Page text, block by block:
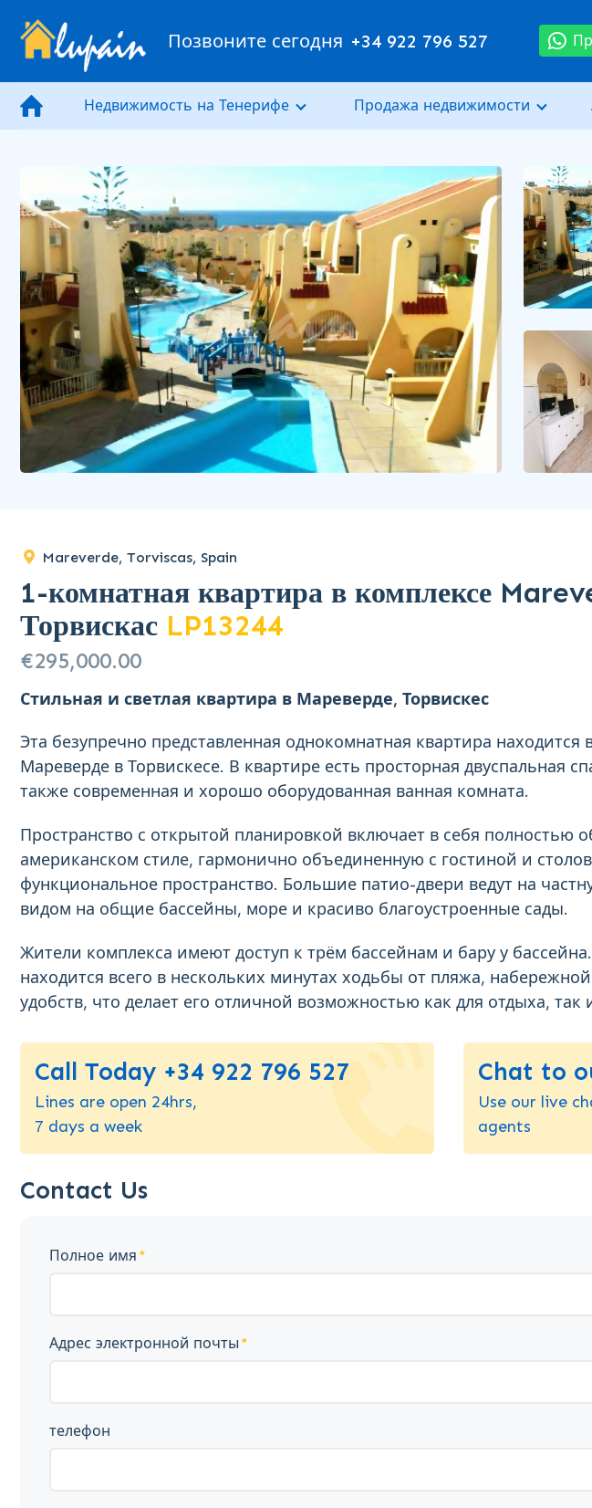
Позвоните сегодня +34 922 796 527
Недвижимость на Тенерифе Продажа недвижимости
Mareverde, Torviscas, Spain
1-комнатная квартира в комплексе
Торвискас LP13244
€295,000.00
Стильная и светлая квартира в Мареверде, Торвискес
Эта безупречно представленная однокомнатная квартира
Мареверде в Торвискесе. В квартире есть просторная двуспальная
также современная и хорошо оборудованная ванная комната.
Пространство с открытой планировкой включает в себя полностью
американском стиле, гармонично объединенную с гостиной и
функциональное пространство. Большие патио-двери ведут на
видом на общие бассейны, море и красиво благоустроенные сады.
Жители комплекса имеют доступ к трём бассейнам и бару у
находится всего в нескольких минутах ходьбы от пляжа,
удобств, что делает его отличной возможностью как для отдыха,
Call Today +34 922 796 527
Lines are open 24hrs,
7 days a week
Chat to
Use our live
agents
Contact Us
Полное имя
Адрес электронной почты
телефон